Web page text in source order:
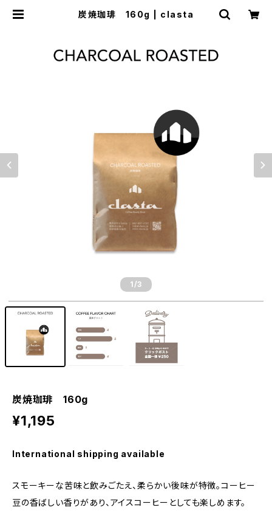
炭焼珈琲 160g | clasta
1 /3
炭焼珈琲 160g
¥1,195
International shipping available
スモーキーな苦味と飲みごたえ、柔らかい後味が特徴。コーヒー
豆の香ばしい香りがあり、アイスコーヒーとしても楽しめます。